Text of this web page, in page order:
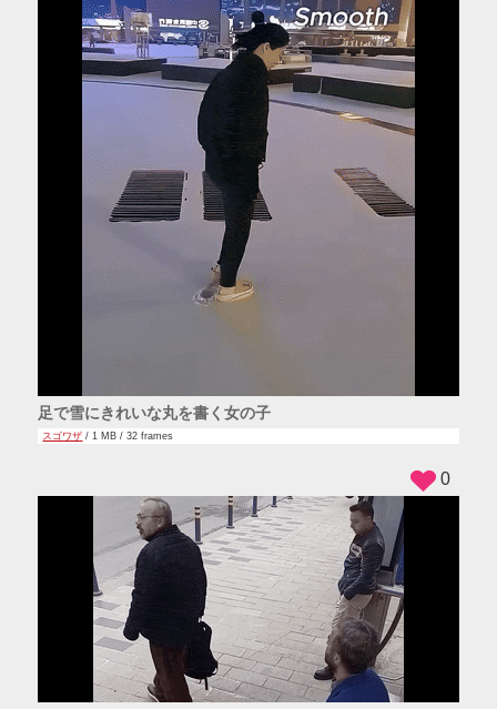
足で雪にきれいな丸を書く女の子
スゴワザ / 1 MB / 32 frames
0